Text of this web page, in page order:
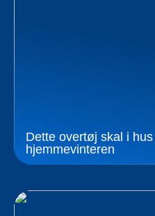
Dette overtøj skal i
hjemmevinteren